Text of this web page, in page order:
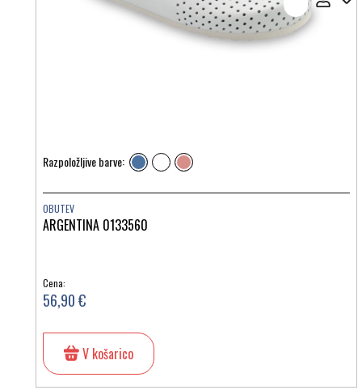
Razpoložljive barve:
OBUTEV
ARGENTINA 0133560
Cena:
56,90 €
V košarico